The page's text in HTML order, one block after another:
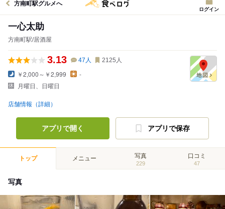
方南町駅グルメへ
ログイン
一心太助
方南町駅/居酒屋
3.13 47 人 2125 人
￥2,000～￥2,999
-
月曜日、日曜日
店舗情報（詳細）
アプリで開く アプリで保存
トップ メニュー 写真
229
口コミ
47
写真